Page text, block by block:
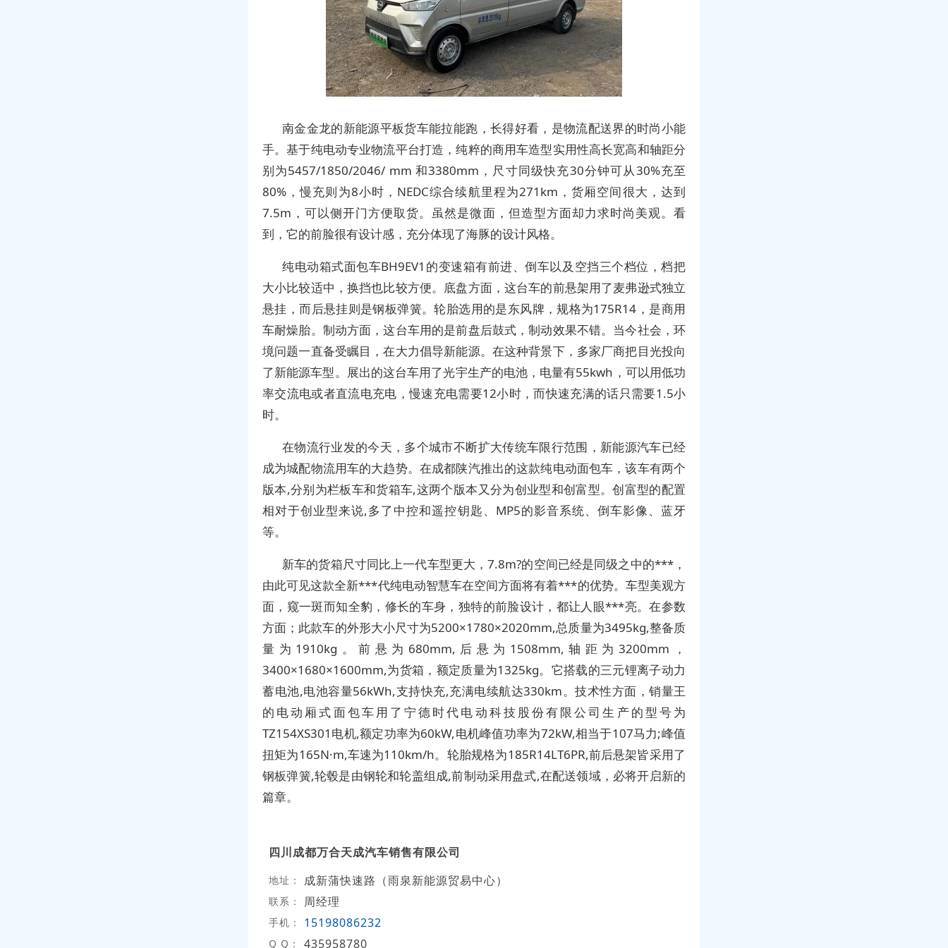
南金金龙的新能源平板货车能拉能跑，长得好看，是物流配送界的时尚小能
手。基于纯电动专业物流平台打造，纯粹的商用车造型实用性高长宽高和轴距分
别为5457/1850/2046/ mm 和3380mm，尺寸同级快充30分钟可从30%充至
80%，慢充则为8小时，NEDC综合续航里程为271km，货厢空间很大，达到
7.5m，可以侧开门方便取货。虽然是微面，但造型方面却力求时尚美观。看
到，它的前脸很有设计感，充分体现了海豚的设计风格。
纯电动箱式面包车BH9EV1的变速箱有前进、倒车以及空挡三个档位，档把
大小比较适中，换挡也比较方便。底盘方面，这台车的前悬架用了麦弗逊式独立
悬挂，而后悬挂则是钢板弹簧。轮胎选用的是东风牌，规格为175R14，是商用
车耐燥胎。制动方面，这台车用的是前盘后鼓式，制动效果不错。当今社会，环
境问题一直备受瞩目，在大力倡导新能源。在这种背景下，多家厂商把目光投向
了新能源车型。展出的这台车用了光宇生产的电池，电量有55kwh，可以用低功
率交流电或者直流电充电，慢速充电需要12小时，而快速充满的话只需要1.5小
时。
在物流行业发的今天，多个城市不断扩大传统车限行范围，新能源汽车已经
成为城配物流用车的大趋势。在成都陕汽推出的这款纯电动面包车，该车有两个
版本,分别为栏板车和货箱车,这两个版本又分为创业型和创富型。创富型的配置
相对于创业型来说,多了中控和遥控钥匙、MP5的影音系统、倒车影像、蓝牙
等。
新车的货箱尺寸同比上一代车型更大，7.8m?的空间已经是同级之中的***，
由此可见这款全新***代纯电动智慧车在空间方面将有着***的优势。车型美观方
面，窥一斑而知全豹，修长的车身，独特的前脸设计，都让人眼***亮。在参数
方面；此款车的外形大小尺寸为5200×1780×2020mm,总质量为3495kg,整备质
量为1910kg。前悬为680mm,后悬为1508mm,轴距为3200mm，
3400×1680×1600mm,为货箱，额定质量为1325kg。它搭载的三元锂离子动力
蓄电池,电池容量56kWh,支持快充,充满电续航达330km。技术性方面，销量王
的电动厢式面包车用了宁德时代电动科技股份有限公司生产的型号为
TZ154XS301电机,额定功率为60kW,电机峰值功率为72kW,相当于107马力;峰值
扭矩为165N·m,车速为110km/h。轮胎规格为185R14LT6PR,前后悬架皆采用了
钢板弹簧,轮毂是由钢轮和轮盖组成,前制动采用盘式,在配送领域，必将开启新的
篇章。
四川成都万合天成汽车销售有限公司
地址： 成新蒲快速路（雨泉新能源贸易中心）
联系： 周经理
手机： 15198086232
Q Q： 435958780